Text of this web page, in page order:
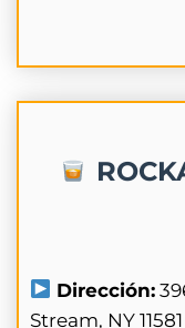
Dirección:
Stream, NY 11581